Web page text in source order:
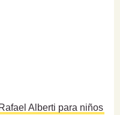
Alberti para niños